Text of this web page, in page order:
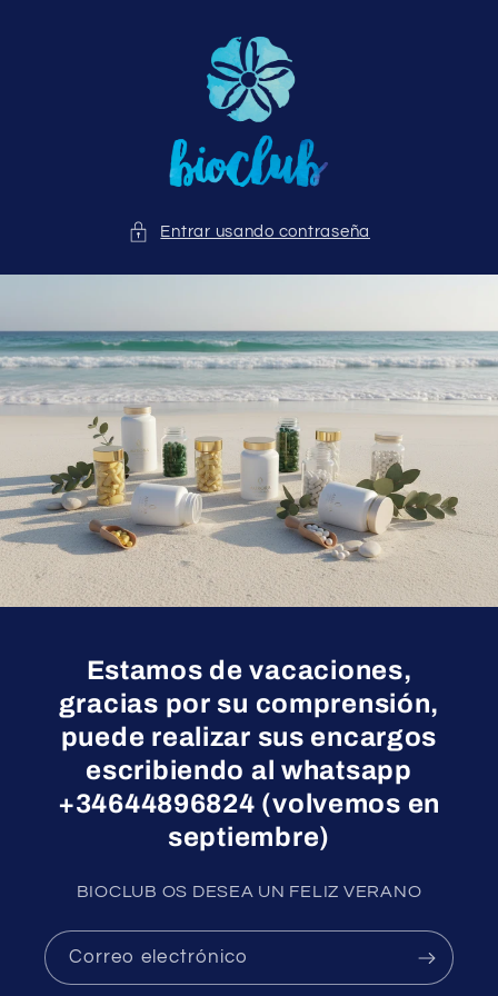
Entrar usando contraseña
Estamos de vacaciones,
gracias por su comprensión,
puede realizar sus encargos
escribiendo al whatsapp
+34644896824 (volvemos en
septiembre)
BIOCLUB OS DESEA UN FELIZ VERANO
Correo electrónico